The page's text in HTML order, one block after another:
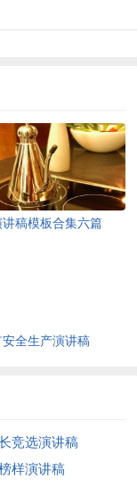
讲稿模板合集六篇
安全生产演讲稿
竞选演讲稿
样演讲稿